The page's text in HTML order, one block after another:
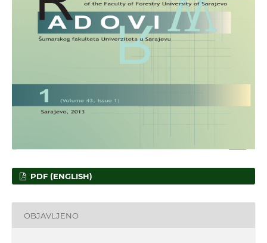
PDF (ENGLISH)
OBJAVLJENO